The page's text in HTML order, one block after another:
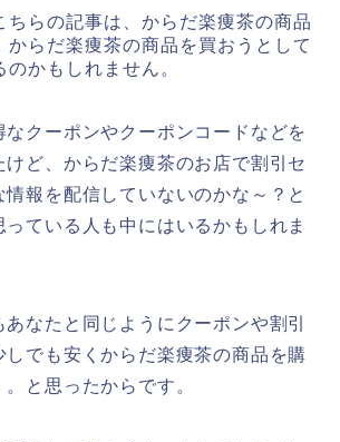
ちらの記事は、からだ楽痩茶の商品
からだ楽痩茶の商品を買おうとして
かもしれません。
なクーポンやクーポンコードなどを
ど、からだ楽痩茶のお店で割引セ
報を配信していないのかな～？と
ている人も中にはいるかもしれま
なたと同じようにクーポンや割引
しでも安くからだ楽痩茶の商品を購
と思ったからです。